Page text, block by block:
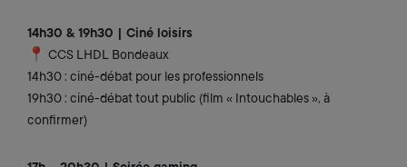
14h30 & 19h30 | Ciné loisirs
📍 CCS LHDL Bondeaux
14h30 : ciné-débat pour les professionnels
19h30 : ciné-débat tout public (film « Intouchables », à
confirmer)